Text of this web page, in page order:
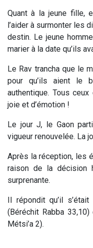
Quant à la jeune fille,
l’aider à surmonter les
destin. Le jeune
marier à la date qu’ils
Le Rav trancha que le
pour qu’ils aient le
authentique. Tous
joie et d’émotion !
Le jour J, le Gaon
vigueur renouvelée. La
Après la réception, les
raison de la décision
surprenante.
Il répondit qu’il
(Béréchit Rabba33,10)
Métsi’a 2).